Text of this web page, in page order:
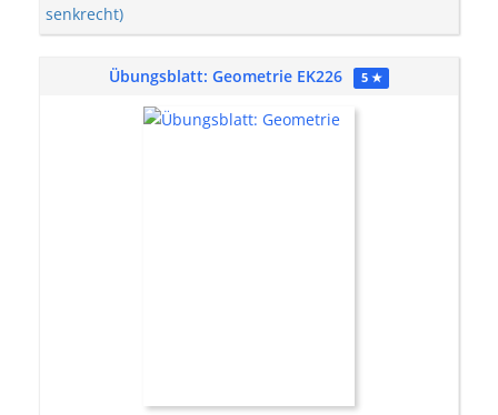
senkrecht)
Übungsblatt: Geometrie EK226 5 ★